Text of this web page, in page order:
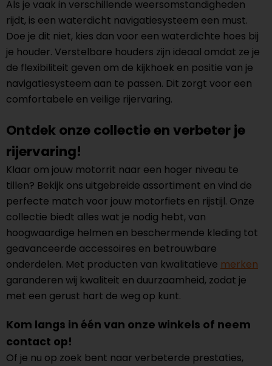
Als je vaak in verschillende weersomstandigheden
rijdt, is een waterdicht navigatiesysteem een must.
Doe je dit niet, kies dan voor een waterdichte hoes bij
je houder. Verstelbare houders zijn ideaal omdat ze je
de flexibiliteit geven om de kijkhoek en positie van je
navigatiesysteem aan te passen. Dit zorgt voor een
comfortabele en veilige rijervaring.
Ontdek onze collectie en verbeter je
rijervaring!
Klaar om jouw motorrit naar een hoger niveau te
tillen? Bekijk ons uitgebreide assortiment en vind de
perfecte match voor jouw motorfiets en rijstijl. Onze
collectie biedt alles wat je nodig hebt, van
hoogwaardige helmen en beschermende kleding tot
geavanceerde accessoires en betrouwbare
onderdelen. Met producten van kwalitatieve merken
garanderen wij kwaliteit en duurzaamheid, zodat je
met een gerust hart de weg op kunt.
Kom langs in één van onze winkels of neem
contact op!
Of je nu op zoek bent naar verbeterde prestaties,